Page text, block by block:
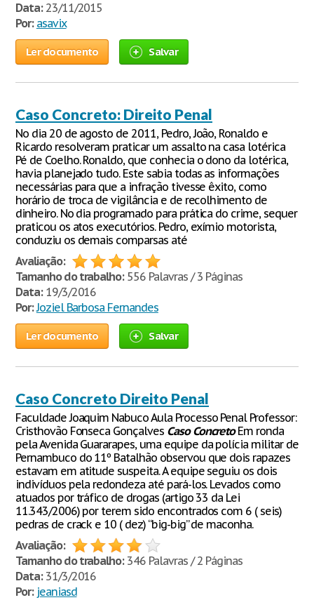
Data:23/11/2015
Por: asavix
Ler documento Salvar
Caso Concreto: Direito Penal
No dia 20 de agosto de 2011, Pedro, João, Ronaldo e
Ricardo resolveram praticar um assalto na casa lotérica
Pé de Coelho. Ronaldo, que conhecia o dono da lotérica,
havia planejado tudo. Este sabia todas as informações
necessárias para que a infração tivesse êxito, como
horário de troca de vigilância e de recolhimento de
dinheiro. No dia programado para prática do crime, sequer
praticou os atos executórios. Pedro, exímio motorista,
conduziu os demais comparsas até
Avaliação:
Tamanho do trabalho:556 Palavras / 3 Páginas
Data:19/3/2016
Por:Joziel Barbosa Fernandes
Ler documento Salvar
Caso Concreto Direito Penal
Faculdade Joaquim Nabuco Aula Processo Penal Professor:
Cristhovão Fonseca Gonçalves Caso ConcretoEm ronda
pela Avenida Guararapes, uma equipe da polícia militar de
Pernambuco do 11º Batalhão observou que dois rapazes
estavam em atitude suspeita. A equipe seguiu os dois
indivíduos pela redondeza até pará-los. Levados como
atuados por tráfico de drogas (artigo 33 da Lei
11.343/2006) por terem sido encontrados com 6 ( seis)
pedras de crack e 10 ( dez) “big-big” de maconha.
Avaliação:
Tamanho do trabalho:346 Palavras / 2 Páginas
Data:31/3/2016
Por: jeaniasd